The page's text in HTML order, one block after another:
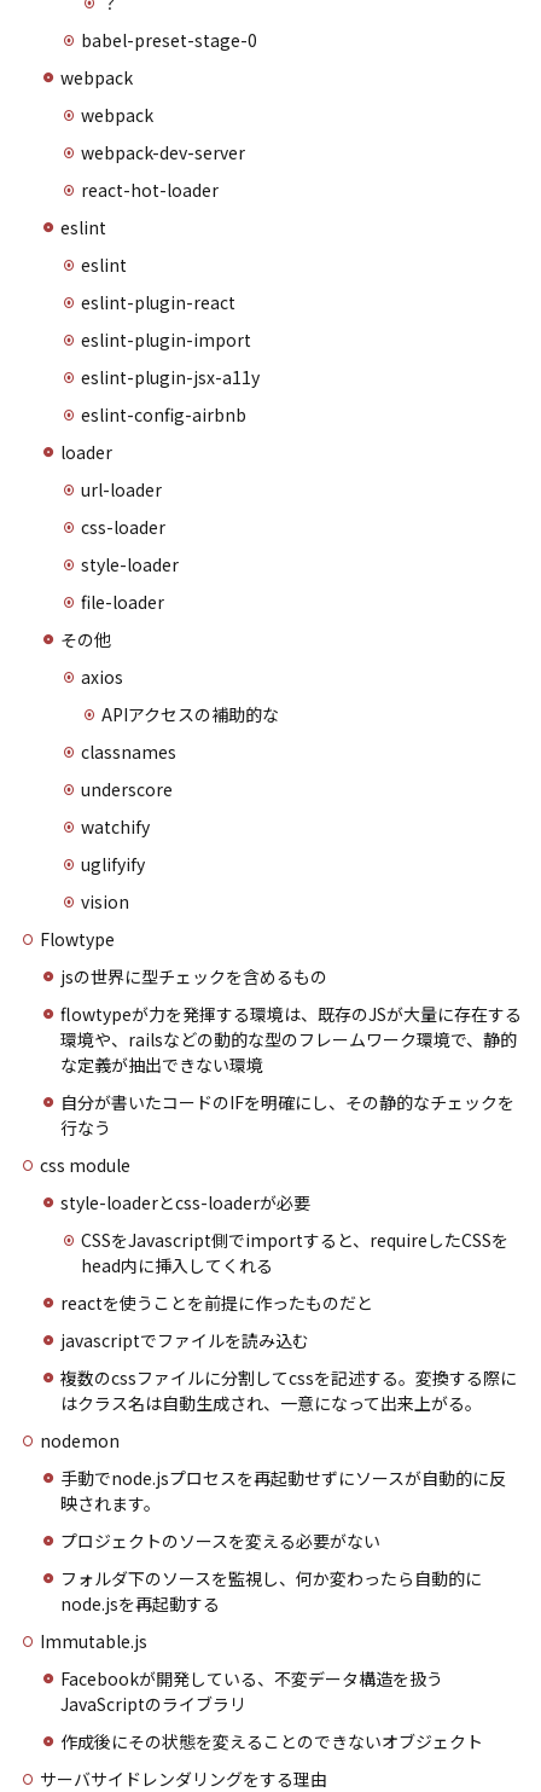
babel-preset-stage-0
webpack
webpack
webpack-dev-server
react-hot-loader
eslint
eslint
eslint-plugin-react
eslint-plugin-import
eslint-plugin-jsx-a11y
eslint-config-airbnb
loader
url-loader
css-loader
style-loader
file-loader
その他
axios
APIアクセスの補助的な
classnames
underscore
watchify
uglifyify
vision
Flowtype
jsの世界に型チェックを含めるもの
flowtypeが力を発揮する環境は、既存のJSが大量に存在する
環境や、railsなどの動的な型のフレームワーク環境で、静的
な定義が抽出できない環境
自分が書いたコードのIFを明確にし、その静的なチェックを
行なう
css module
style-loaderとcss-loaderが必要
CSSをJavascript側でimportすると、requireしたCSSを
head内に挿入してくれる
reactを使うことを前提に作ったものだと
javascriptでファイルを読み込む
複数のcssファイルに分割してcssを記述する。変換する際に
はクラス名は自動生成され、一意になって出来上がる。
nodemon
手動でnode.jsプロセスを再起動せずにソースが自動的に反
映されます。
プロジェクトのソースを変える必要がない
フォルダ下のソースを監視し、何か変わったら自動的に
node.jsを再起動する
Immutable.js
Facebookが開発している、不変データ構造を扱う
JavaScriptのライブラリ
作成後にその状態を変えることのできないオブジェクト
サーバサイドレンダリングをする理由